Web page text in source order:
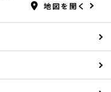
地図を開く